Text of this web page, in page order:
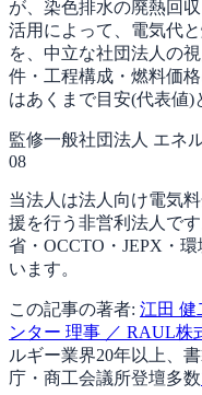
が、染色排水の廃熱回
活用によって、電気代
を、中立な社団法人の
件・工程構成・燃料価
はあくまで目安(代表値)
監修一般社団法人 エネ
08
当法人は法人向け電気
援を行う非営利法人で
省・OCCTO・JEPX・
います。
この記事の著者: 江田 健
ンター 理事 ／ RAUL株
ルギー業界20年以上、
庁・商工会議所登壇多数